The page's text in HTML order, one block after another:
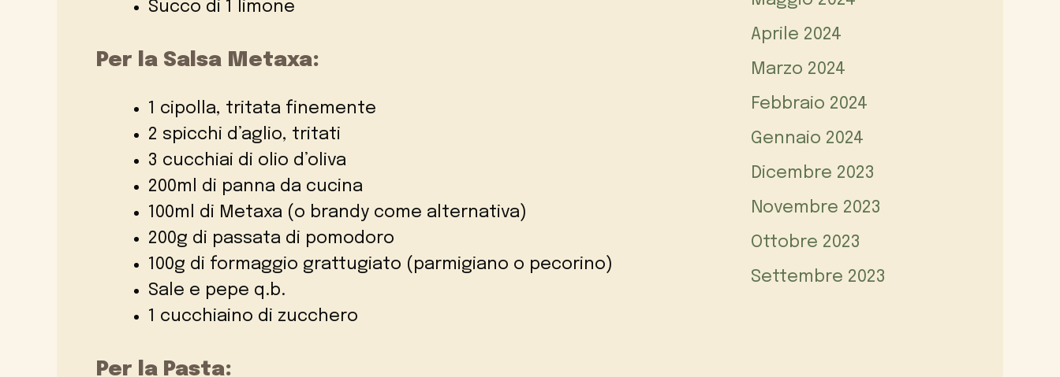
Succo di 1 limone
Per la Salsa Metaxa:
1 cipolla, tritata finemente
2 spicchi d’aglio, tritati
3 cucchiai di olio d’oliva
200ml di panna da cucina
100ml di Metaxa (o brandy come alternativa)
200g di passata di pomodoro
100g di formaggio grattugiato (parmigiano o pecorino)
Sale e pepe q.b.
1 cucchiaino di zucchero
Per la Pasta:
Aprile 2024
Marzo 2024
Febbraio 2024
Gennaio 2024
Dicembre 2023
Novembre 2023
Ottobre 2023
Settembre 2023